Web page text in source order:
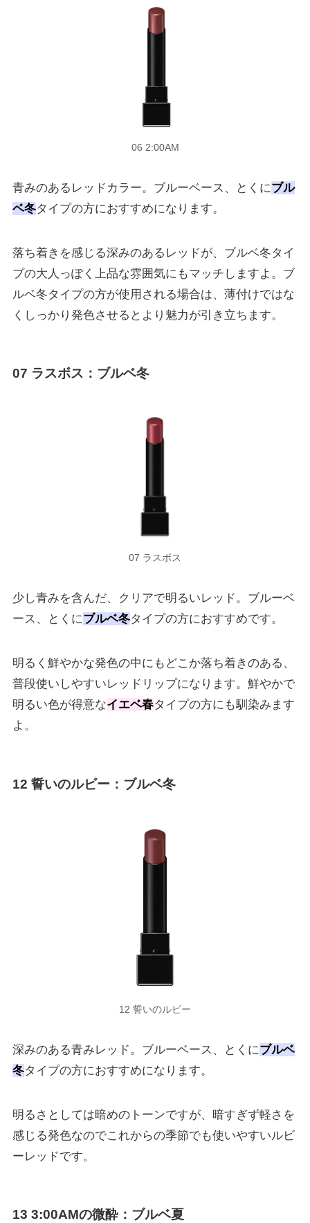
06 2:00AM
青みのあるレッドカラー。ブルーベース、とくにブル
ベ冬タイプの方におすすめになります。
落ち着きを感じる深みのあるレッドが、ブルベ冬タイ
プの大人っぽく上品な雰囲気にもマッチしますよ。ブ
ルベ冬タイプの方が使用される場合は、薄付けではな
くしっかり発色させるとより魅力が引き立ちます。
07 ラスボス ：ブルベ冬
07 ラスボス
少し青みを含んだ、クリアで明るいレッド。ブルーベ
ース、とくにブルベ冬タイプの方におすすめです。
明るく鮮やかな発色の中にもどこか落ち着きのある、
普段使いしやすいレッドリップになります。鮮やかで
明るい色が得意なイエベ春タイプの方にも馴染みます
よ。
12 誓いのルビー ：ブルベ冬
12 誓いのルビー
深みのある青みレッド。ブルーベース、とくにブルベ
冬タイプの方におすすめになります。
明るさとしては暗めのトーンですが、暗すぎず軽さを
感じる発色なのでこれからの季節でも使いやすいルビ
ーレッドです。
13 3:00AMの微酔：ブルベ夏